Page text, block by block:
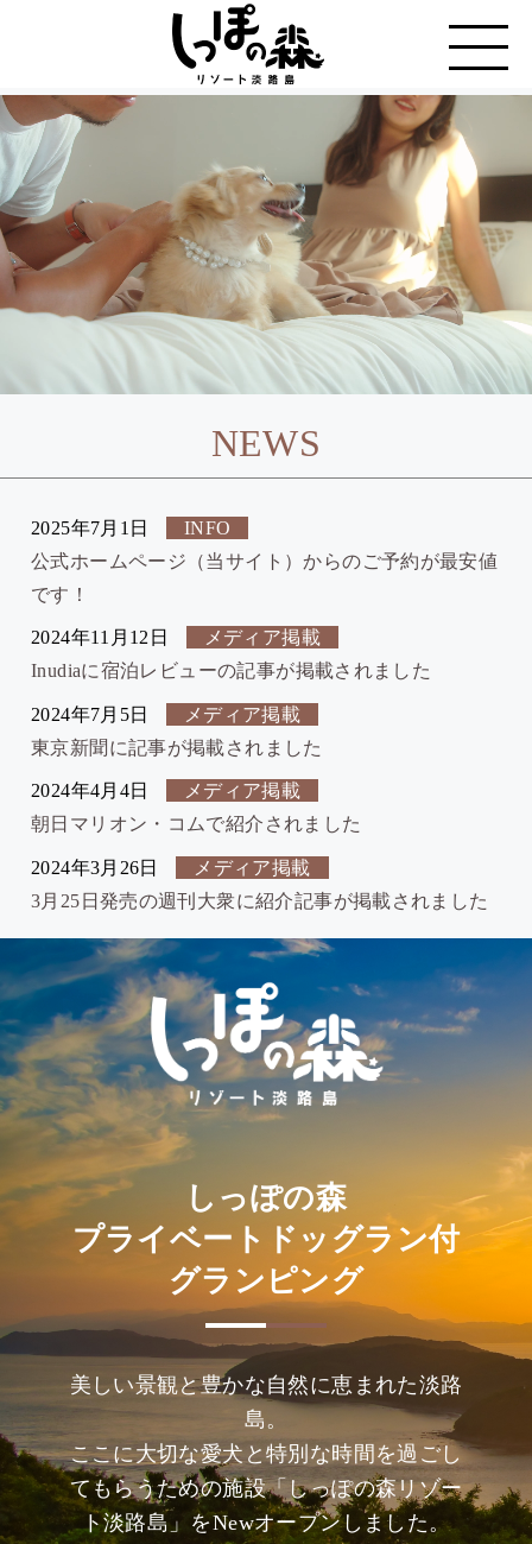
NEWS
2025年7月1日
INFO
公式ホームページ（当サイト）からのご予約が最安値
です！
2024年11月12日
メディア掲載
Inudiaに宿泊レビューの記事が掲載されました
2024年7月5日
メディア掲載
東京新聞に記事が掲載されました
2024年4月4日
メディア掲載
朝日マリオン・コムで紹介されました
2024年3月26日
メディア掲載
3月25日発売の週刊大衆に紹介記事が掲載されました
しっぽの森
プライベートドッグラン付
グランピング
美しい景観と豊かな自然に恵まれた淡路
島。
ここに大切な愛犬と特別な時間を過ごし
てもらうための施設「しっぽの森リゾー
ト淡路島」をNewオープンしました。